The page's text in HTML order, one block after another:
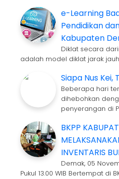
e-Learning
Pendidikan
Kabupaten
Diklat secara
adalah model diklat jarak
Siapa Nus Kei,
Beberapa hari
dihebohkan
penyerangan di
BKPP
INVENTARIS
Demak, 05
Pukul 13.00 WIB Bertempat di